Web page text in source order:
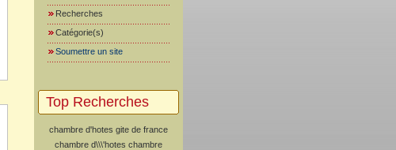
Recherches
Catégorie(s)
Soumettre un site
Top Recherches
chambre d'hotes gite de france
chambre d\\\'hotes chambre